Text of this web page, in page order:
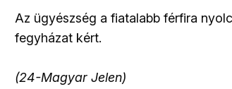
Az ügyészség a fiatalabb férfira
fegyházat kért.
(24-Magyar Jelen)